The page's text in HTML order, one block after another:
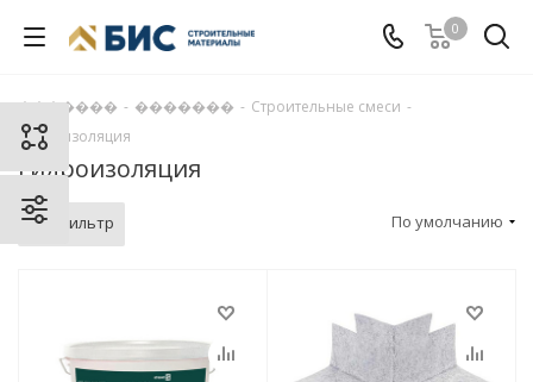
0
������� - ������� - Строительные смеси -
Гидроизоляция
Гидроизоляция
Фильтр По умолчанию